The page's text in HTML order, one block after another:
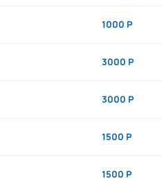
1000 Р
3000 Р
3000 Р
1500 Р
1500 Р